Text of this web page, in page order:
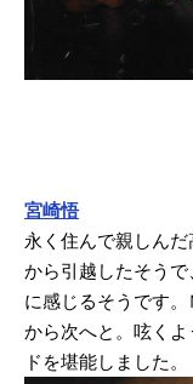
宮崎悟
永く住んで親しんだ
から引越したそう
に感じるそうです
から次へと。呟く
ドを堪能しました。